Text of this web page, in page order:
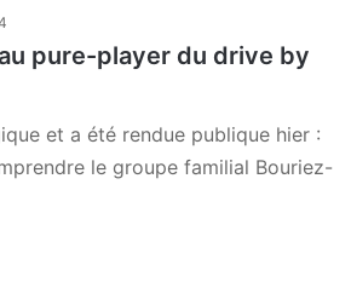
pure-player du drive by
et a été rendue publique hier :
le groupe familial Bouriez-